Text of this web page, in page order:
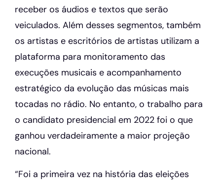
receber os áudios e textos que serão
veiculados. Além desses segmentos, também
os artistas e escritórios de artistas utilizam a
plataforma para monitoramento das
execuções musicais e acompanhamento
estratégico da evolução das músicas mais
tocadas no rádio. No entanto, o trabalho para
o candidato presidencial em 2022 foi o que
ganhou verdadeiramente a maior projeção
nacional.
“Foi a primeira vez na história das eleições